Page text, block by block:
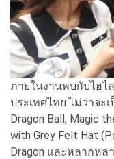
ภายในงานพบกับไฮ
ประเทศไทย ไม่ว่าจะเ
Dragon Ball, Magic
with Grey Felt Hat
Dragon และหลากหล